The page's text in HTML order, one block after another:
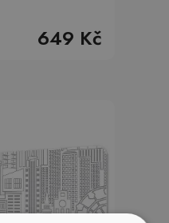
649 Kč